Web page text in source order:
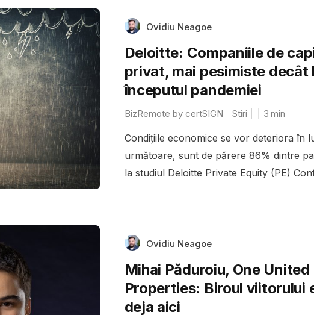
Ovidiu Neagoe
Deloitte: Companiile de
privat, mai pesimiste decât
începutul pandemiei
BizRemote by certSIGN Stiri 3 min
Condițiile economice se vor deteriora în
următoare, sunt de părere 86% dintre
la studiul Deloitte Private Equity (PE)
Ovidiu Neagoe
Mihai Păduroiu, One United
Properties: Biroul viitorului
deja aici